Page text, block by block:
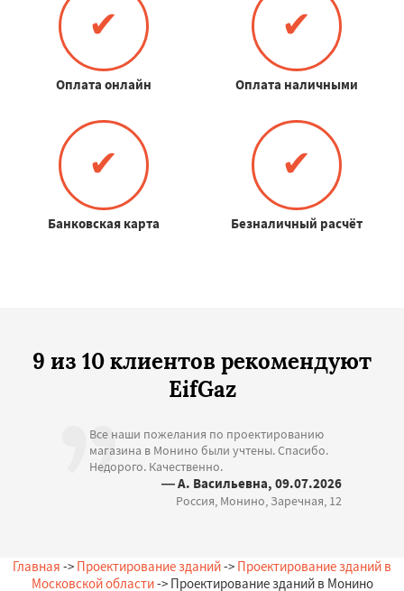
✔
Оплата онлайн
✔
Оплата наличными
✔
Банковская карта
✔
Безналичный расчёт
9 из 10 клиентов рекомендуют
EifGaz
Все наши пожелания по проектированию
магазина в Монино были учтены. Спасибо.
Недорого. Качественно.
— А. Васильевна, 09.07.2026
Россия, Монино, Заречная, 12
Главная -> Проектирование зданий-> Проектирование зданий в
Московской области-> Проектирование зданий в Монино